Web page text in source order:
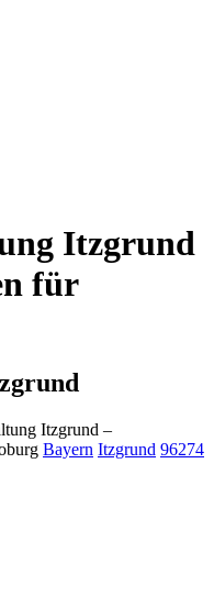
Itzgrund
für
Itzgrund –
Bayern Itzgrund 96274